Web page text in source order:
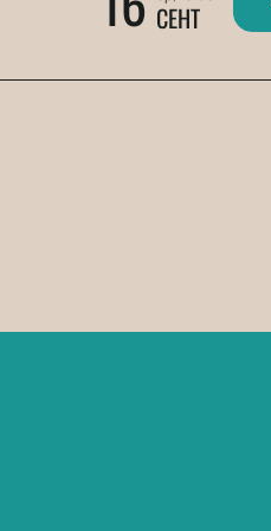
СЕНТ